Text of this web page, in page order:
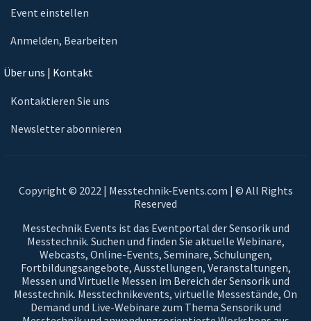
Event einstellen
Anmelden, Bearbeiten
Über uns | Kontakt
Kontaktieren Sie uns
Newsletter abonnieren
Copyright © 2022 | Messtechnik-Events.com | © All Rights
Reserved
Messtechnik Events ist das Eventportal der Sensorik und
Messtechnik. Suchen und finden Sie aktuelle Webinare,
Webcasts, Online-Events, Seminare, Schulungen,
Fortbildungsangebote, Ausstellungen, Veranstaltungen,
Messen und Virtuelle Messen im Bereich der Sensorik und
Messtechnik. Messtechnikevents, virtuelle Messestände, On
Demand und Live-Webinare zum Thema Sensorik und